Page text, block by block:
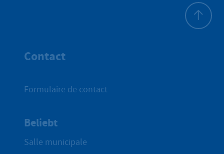
Contact
Formulaire de contact
Beliebt
Salle municipale